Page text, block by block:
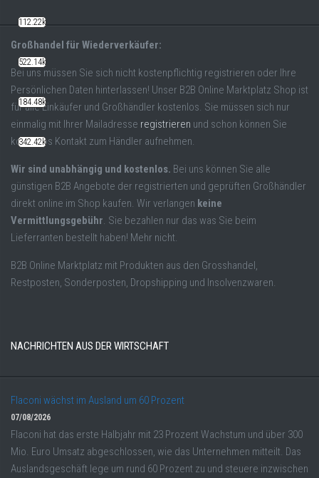
Großhandel für Wiederverkäufer:
Bei uns müssen Sie sich nicht kostenpflichtig registrieren oder Ihre
Persönlichen Daten hinterlassen! Unser B2B Online Marktplatz Shop ist
für alle Einkäufer und Großhändler kostenlos. Sie müssen sich nur
einmalig mit Ihrer Mailadresse registrieren und schon können Sie
kostenlos Kontakt zum Händler aufnehmen.
Wir sind unabhängig und kostenlos. Bei uns können Sie alle
günstigen B2B Angebote der registrierten und geprüften Großhändler
direkt online im Shop kaufen. Wir verlangen keine
Vermittlungsgebühr. Sie bezahlen nur das was Sie beim
Lieferranten bestellt haben! Mehr nicht.
B2B Online Marktplatz mit Produkten aus den Grosshandel,
Restposten, Sonderposten, Dropshipping und Insolvenzwaren.
NACHRICHTEN AUS DER WIRTSCHAFT
Flaconi wächst im Ausland um 60 Prozent
07/08/2026
Flaconi hat das erste Halbjahr mit 23 Prozent Wachstum und über 300
Mio. Euro Umsatz abgeschlossen, wie das Unternehmen mitteilt. Das
Auslandsgeschäft lege um rund 60 Prozent zu und steuere inzwischen
112.22k
522.14k
184.48k
342.42k